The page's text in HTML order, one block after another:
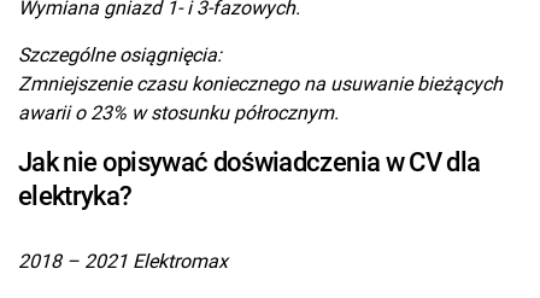
Wymiana gniazd 1- i 3-fazowych.
Szczególne osiągnięcia:
Zmniejszenie czasu koniecznego na usuwanie bieżących
awarii o 23% w stosunku półrocznym.
Jak nie opisywać doświadczenia w CV dla
elektryka?
2018 – 2021 Elektromax